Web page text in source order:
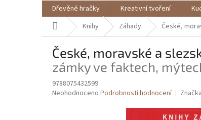
Dřevěné hračky Kreativní tvoření
Domů Knihy Záhady České,
České, moravské a
zámky ve faktech,
9788075432599
Průměrné
Neohodnoceno Podrobnosti hodnocení